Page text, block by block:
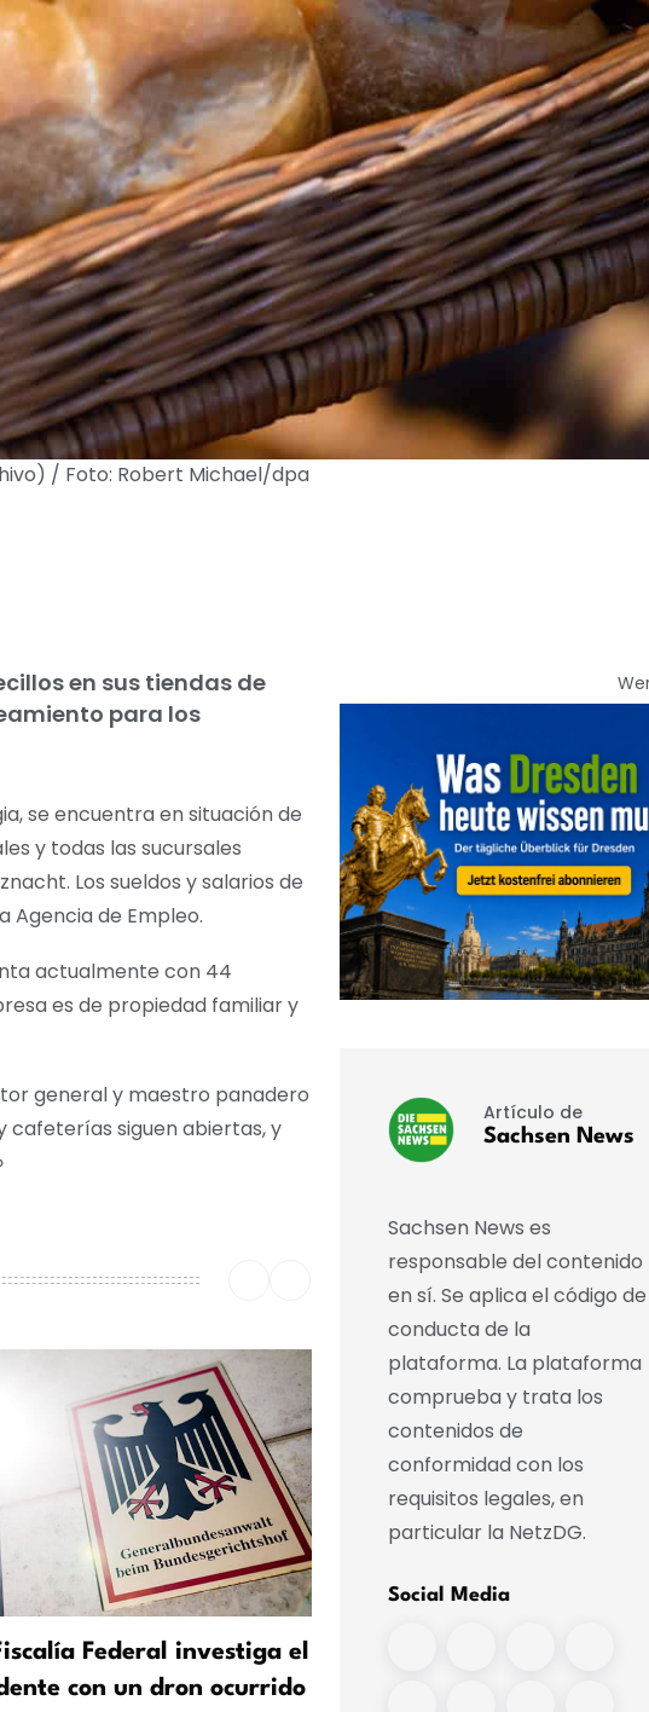
/ Foto: Robert Michael/dpa
en sus tiendas de
para los
se encuentra en situación de
y todas las sucursales
Los sueldos y salarios de
Agencia de Empleo.
actualmente con 44
es de propiedad familiar y
general y maestro panadero
cafeterías siguen abiertas, y
Federal investiga el
con un dron ocurrido
Artículo de
Sachsen News
Sachsen News es
responsable del contenido
en sí. Se aplica el código de
conducta de la
plataforma. La plataforma
comprueba y trata los
contenidos de
conformidad con los
requisitos legales, en
particular la NetzDG.
Social Media